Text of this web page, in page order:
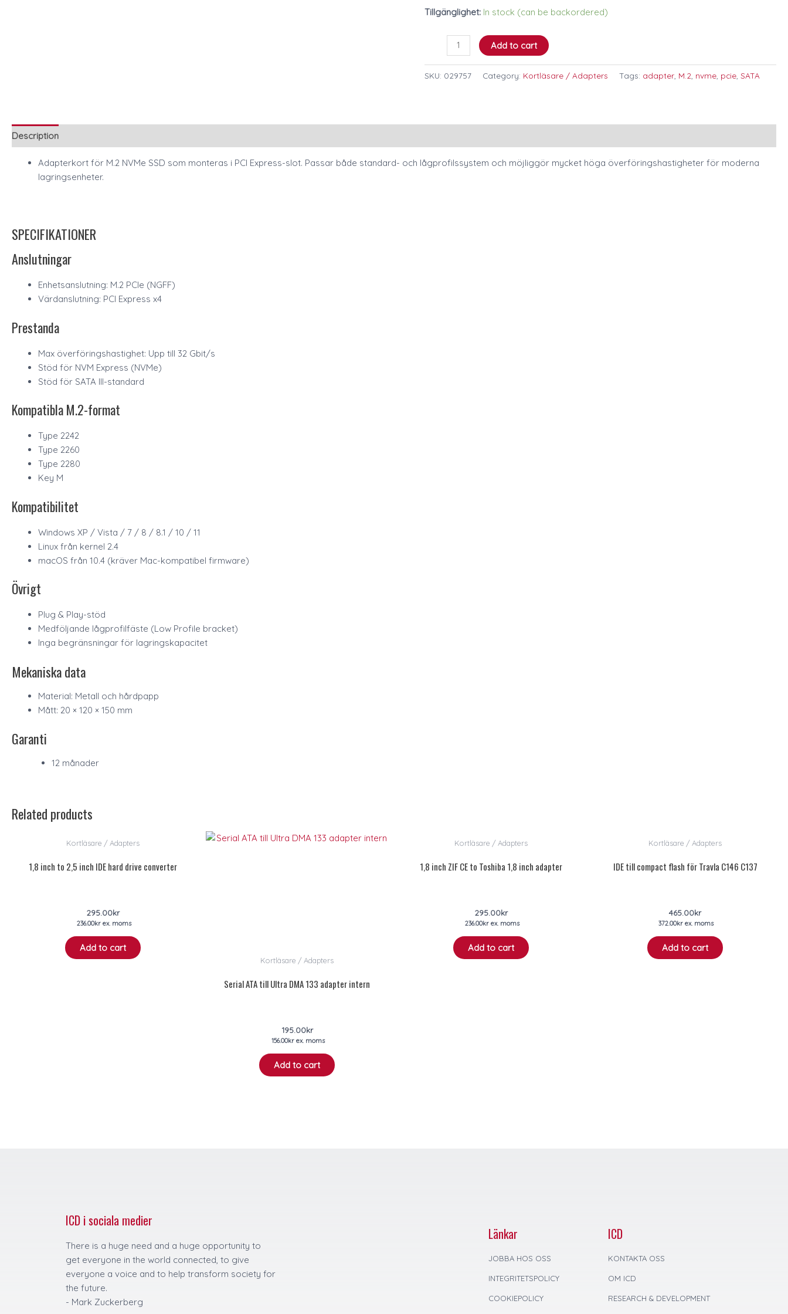
Tillgänglighet: In stock (can be backordered)
SATA
quantity
Add to cart
SKU: 029757 Category: Kortläsare / Adapters Tags: adapter M.2 nvme pcie ,SATA
Description
Adapterkort för M.2 NVMe SSD som monteras i PCI Express-slot. Passar både standard- och lågprofilssystem och möjliggör mycket höga överföringshastigheter för moderna
lagringsenheter.
SPECIFIKATIONER
Anslutningar
Enhetsanslutning: M.2 PCIe (NGFF)
Värdanslutning: PCI Express x4
Prestanda
Max överföringshastighet: Upp till 32 Gbit/s
Stöd för NVM Express (NVMe)
Stöd för SATA III-standard
Kompatibla M.2-format
Type 2242
Type 2260
Type 2280
Key M
Kompatibilitet
Windows XP / Vista / 7 / 8 / 8.1 / 10 / 11
Linux från kernel 2.4
macOS från 10.4 (kräver Mac-kompatibel firmware)
Övrigt
Plug & Play-stöd
Medföljande lågprofilfäste (Low Profile bracket)
Inga begränsningar för lagringskapacitet
Mekaniska data
Material: Metall och hårdpapp
Mått: 20 × 120 × 150 mm
Garanti
12 månader
Related products
Kortläsare / Adapters
1,8 inch to 2,5 inch IDE hard drive converter
295.00kr
236.00krex. moms
Add to cart
Kortläsare / Adapters
Serial ATA till Ultra DMA 133 adapter intern
195.00kr
156.00krex. moms
Add to cart
Kortläsare / Adapters
1,8 inch ZIF CE to Toshiba 1,8 inch adapter
295.00kr
236.00krex. moms
Add to cart
Kortläsare / Adapters
IDE till compact flash för Travla C146 C137
465.00kr
372.00kr ex. moms
Add to cart
ICD i sociala medier
There is a huge need and a huge opportunity to
get everyone in the world connected, to give
everyone a voice and to help transform society for
the future.
- Mark Zuckerberg
Länkar
JOBBA HOS OSS
INTEGRITETSPOLICY
COOKIEPOLICY
ICD
KONTAKTA OSS
OM ICD
RESEARCH & DEVELOPMENT